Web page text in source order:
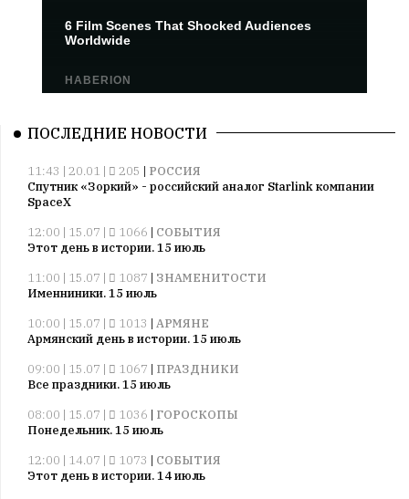
ПОСЛЕДНИЕ НОВОСТИ
11:43 | 20.01 | 205 | РОССИЯ
Спутник «Зоркий» - российский аналог Starlink компании
SpaceX
12:00 | 15.07 |
1066 | СОБЫТИЯ
Этот день в истории. 15 июль
11:00 | 15.07 |
1087 | ЗНАМЕНИТОСТИ
Именниники. 15 июль
10:00 | 15.07 |
1013 | АРМЯНЕ
Армянский день в истории. 15 июль
09:00 | 15.07 |
1067 | ПРАЗДНИКИ
Все праздники. 15 июль
08:00 | 15.07 |
1036 | ГОРОСКОПЫ
Понедельник. 15 июль
12:00 | 14.07 |
1073 | СОБЫТИЯ
Этот день в истории. 14 июль